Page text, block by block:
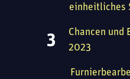
einheitliches
Chancen und
2023